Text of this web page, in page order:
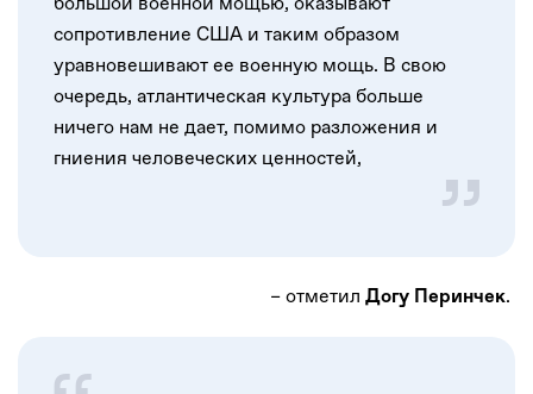
сопротивление США и таким образом
уравновешивают ее военную мощь. В свою
очередь, атлантическая культура больше
ничего нам не дает, помимо разложения и
гниения человеческих ценностей,
– отметил Догу Перинчек.